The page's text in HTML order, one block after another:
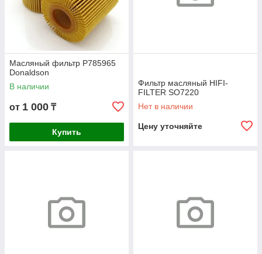
Масляный фильтр P785965
Donaldson
В наличии
от 1 000 ₸
Купить
Фильтр масляный HIFI-
FILTER SO7220
Нет в наличии
Цену уточняйте